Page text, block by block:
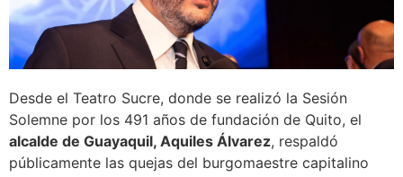
Desde el Teatro Sucre, donde se realizó la Sesión
Solemne por los 491 años de fundación de Quito, el
alcalde de Guayaquil, Aquiles Álvarez, respaldó
públicamente las quejas del burgomaestre capitalino